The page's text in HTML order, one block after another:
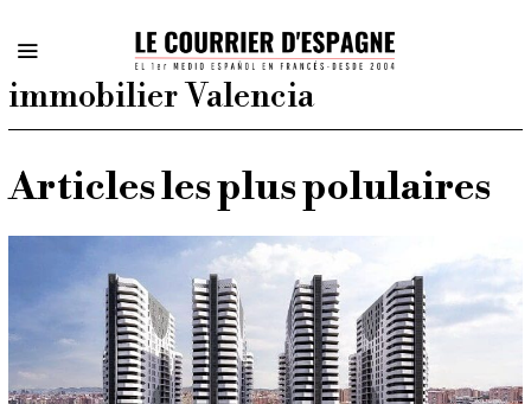
immobilier Valencia
Articles les plus polulaires